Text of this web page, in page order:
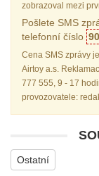
zobrazoval mezi
Pošlete SMS
telefonní číslo
Cena SMS zprávy
Airtoy a.s.
777 555, 9 - 17
provozovatele:
Ostatní